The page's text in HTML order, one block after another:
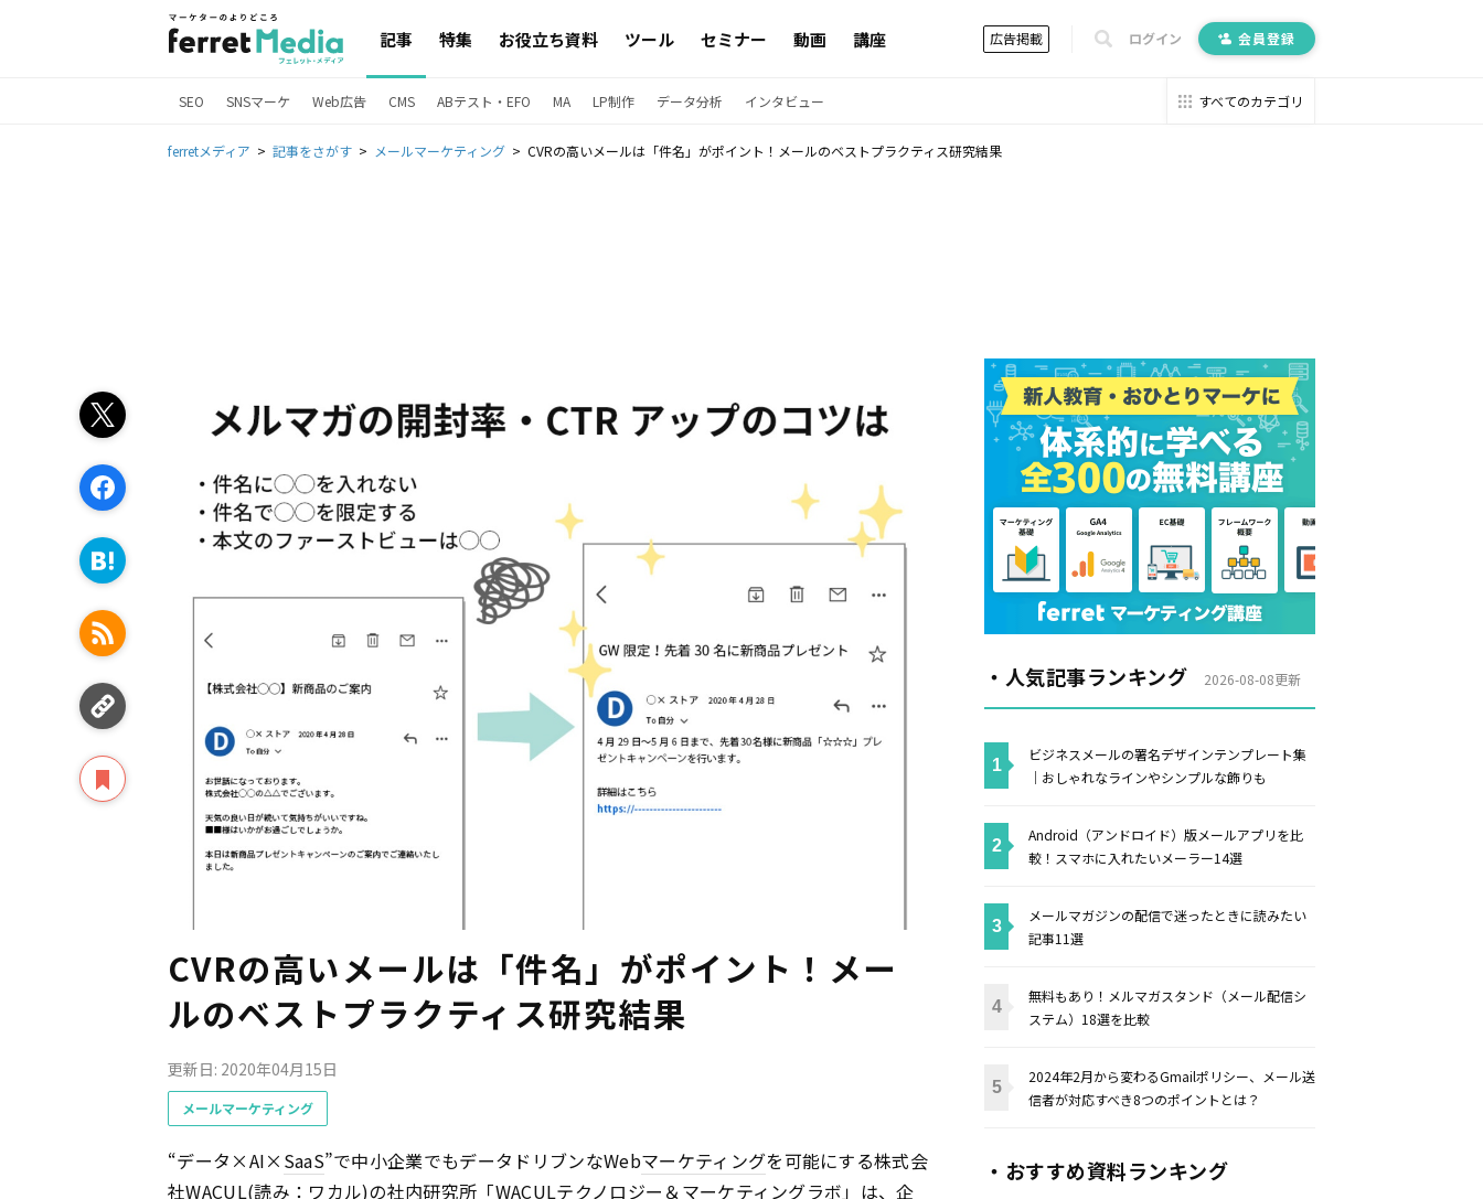
記事 特集 お役立ち資料 ツール セミナー 動画 講座 広告掲載 ログイン 会員登録
SEO SNSマーケ Web広告 CMS ABテスト・EFO MA LP制作 データ分析 インタビュー すべてのカテゴリ
ferretメディア 記事をさがす メールマーケティング CVRの高いメールは「件名」がポイント！メールのベストプラクティス研究結果
CVRの高いメールは「件名」がポイント！メー
ルのベストプラクティス研究結果
更新日: 2020年04月15日
メールマーケティング
“データ×AI× SaaS”で中小企業でもデータドリブンなWebマーケティングを可能にする株式会
社WACUL(読み：ワカル)の社内研究所「WACULテクノロジー＆マーケティングラボ」は、企
・人気記事ランキング 2026-08-08更新
ビジネスメールの署名デザインテンプレート集
｜おしゃれなラインやシンプルな飾りも
Android（アンドロイド）版メールアプリを比
較！スマホに入れたいメーラー14選
メールマガジンの配信で迷ったときに読みたい
記事11選
無料もあり！メルマガスタンド（メール配信シ
ステム）18選を比較
2024年2月から変わるGmailポリシー、メール送
信者が対応すべき8つのポイントとは？
・おすすめ資料ランキング